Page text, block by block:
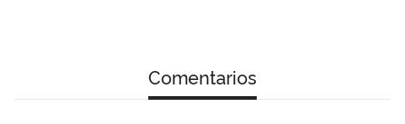
Comentarios